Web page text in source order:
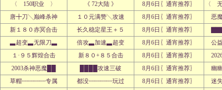
〈 150职业 〉
《 72大陆 》 8月6日〖通宵推荐〗
〈
唐╋刀╲巅峰杀神
１０元满赞╲攻速 8月6日〖通宵推荐〗
恶
新１８０赤冥合击
长久稳定星王＋５ 8月6日〖通宵推荐〗
▃超变▃无限刀▃
倍攻▃加速▃超变 8月6日〖通宵推荐〗
公
１·９５辉煌合击
新８０+８５合击 8月6日〖通宵推荐〗
2003杀神恶魔██
████攻速三破 8月6日〖通宵推荐〗
幽
草帽┉┉┉┉专属
都没┉┉┉┉玩过 8月6日〖通宵推荐〗
迷